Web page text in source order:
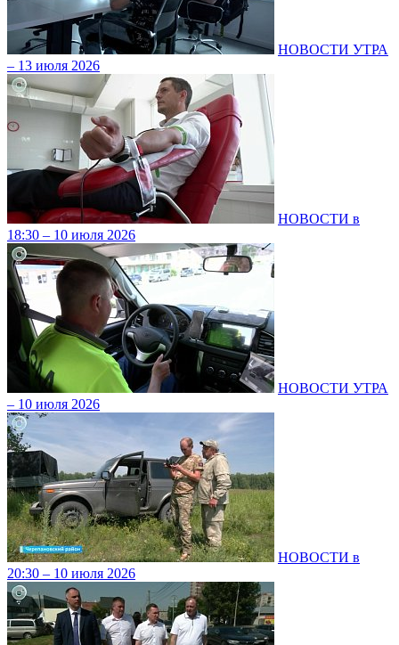
НОВОСТИ УТРА
– 13 июля 2026
НОВОСТИ в
18:30 – 10 июля 2026
НОВОСТИ УТРА
– 10 июля 2026
НОВОСТИ в
20:30 – 10 июля 2026